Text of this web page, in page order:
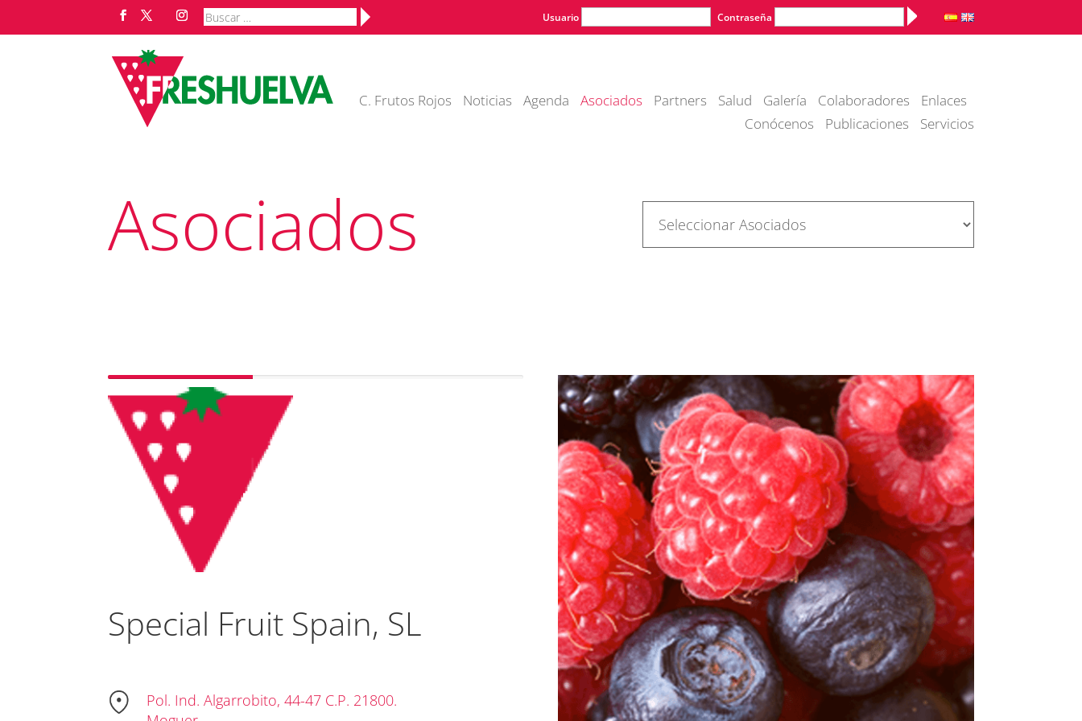
Usuario Contraseña Alternative:
C. Frutos Rojos Noticias Agenda Asociados Partners Salud Galería Colaboradores
Enlaces
Conócenos
Publicaciones Servicios
Asociados
Special Fruit Spain, SL
Pol. Ind. Algarrobito, 44-47 C.P. 21800.